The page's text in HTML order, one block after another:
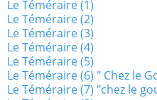
Le Téméraire (1)
Le Téméraire (2)
Le Téméraire (3)
Le Téméraire (4)
Le Téméraire (5)
Le Téméraire (6) " Chez le
Le Téméraire (7) "chez le